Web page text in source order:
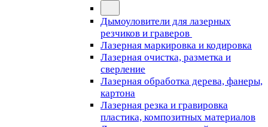
Дымоуловители для лазерных
резчиков и граверов
Лазерная маркировка и кодировка
Лазерная очистка, разметка и
сверление
Лазерная обработка дерева, фанеры,
картона
Лазерная резка и гравировка
пластика, композитных материалов